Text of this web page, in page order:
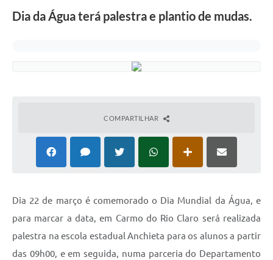
Dia da Água terá palestra e plantio de mudas.
COMPARTILHAR
Dia 22 de março é comemorado o Dia Mundial da Água, e
para marcar a data, em Carmo do Rio Claro será realizada
palestra na escola estadual Anchieta para os alunos a partir
das 09h00, e em seguida, numa parceria do Departamento